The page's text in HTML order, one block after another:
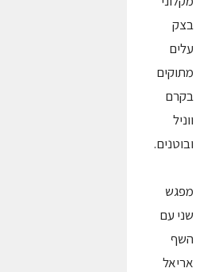
בצק
עלים
מתוקים
בקרם
ווניל
ובוטנים.
מפגש
שני עם
השף
אריאל